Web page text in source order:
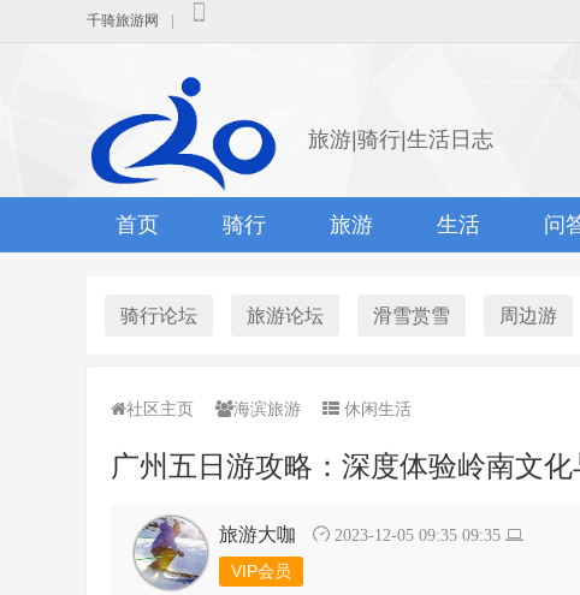
千骑旅游网
旅游|骑行|生活日志
首页 骑行 旅游 生活 问
骑行论坛 旅游论坛 滑雪赏雪 周边游
社区主页 海滨旅游 休闲生活
广州五日游攻略：深度体验岭南文
旅游大咖 2023-12-05 09:35 09:35
VIP会员